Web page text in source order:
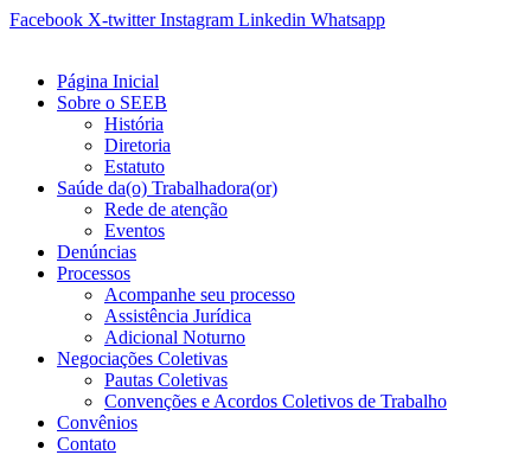
Ir
conteúdo
Facebook X-twitter Instagram Linkedin Whatsapp
Página Inicial
Sobre o SEEB
História
Diretoria
Estatuto
Saúde da(o) Trabalhadora(or)
Rede de atenção
Eventos
Denúncias
Processos
Acompanhe seu processo
Assistência Jurídica
Adicional Noturno
Negociações Coletivas
Pautas Coletivas
Convenções e Acordos Coletivos de Trabalho
Convênios
Contato